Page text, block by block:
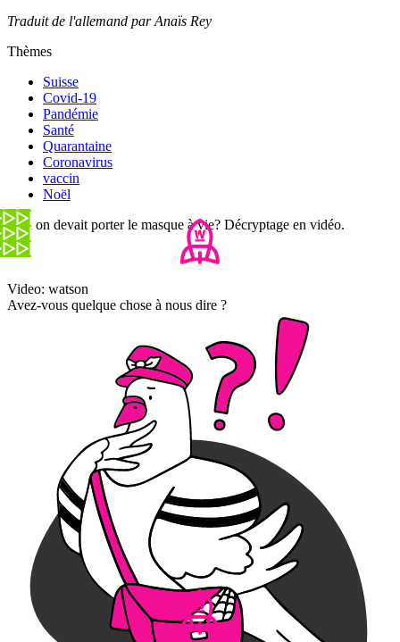
Traduit de l'allemand par Anaïs Rey
Thèmes
Suisse
Covid-19
Pandémie
Santé
Quarantaine
Coronavirus
vaccin
Noël
Et si on devait porter le masque à vie? Décryptage en vidéo.
Video: watson
Avez-vous quelque chose à nous dire ?